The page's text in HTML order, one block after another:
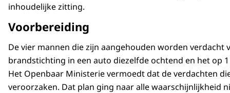
inhoudelijke zitting.
Voorbereiding
De vier mannen die zijn aangehouden worden
brandstichting in een auto diezelfde ochtend en het op
Het Openbaar Ministerie vermoedt dat de verdachten
veroorzaken. Dat plan ging naar alle